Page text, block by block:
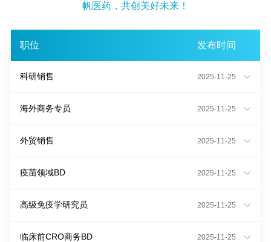
帆医药，共创美好未来！
职位 发布时间
科研销售 2025-11-25
海外商务专员 2025-11-25
外贸销售 2025-11-25
疫苗领域BD 2025-11-25
高级免疫学研究员 2025-11-25
临床前CRO商务BD
2025-11-25